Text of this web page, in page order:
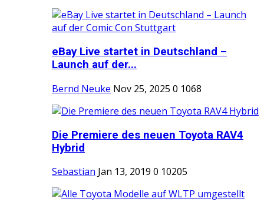
eBay Live startet in Deutschland –
Launch auf der...
Bernd Neuke Nov 25, 2025 0 1068
Die Premiere des neuen Toyota RAV4
Hybrid
Sebastian Jan 13, 2019 0 10205